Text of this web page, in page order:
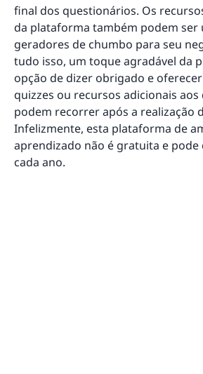
final dos questionários. Os
da plataforma também podem ser
geradores de chumbo para seu
tudo isso, um toque agradável da
opção de dizer obrigado e
quizzes ou recursos adicionais aos
podem recorrer após a realização
Infelizmente, esta plataforma de
aprendizado não é gratuita e
cada ano.